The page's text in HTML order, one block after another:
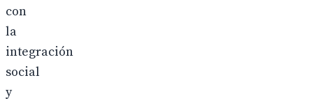
con
la
integración
social
y